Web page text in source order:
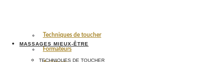
Techniques de toucher
Formateurs
MASSAGES MIEUX-ÊTRE
TECHNIQUES DE TOUCHER